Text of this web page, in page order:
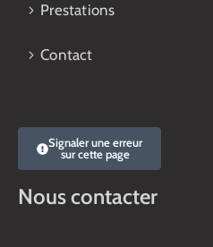
Prestations
Contact
Signaler une erreur
sur cette page
Nous contacter